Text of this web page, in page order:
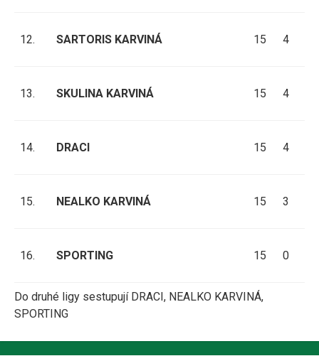
12. SARTORIS KARVINÁ 15 4
13. SKULINA KARVINÁ 15 4
14. DRACI 15 4
15. NEALKO KARVINÁ 15 3
16. SPORTING 15 0
Do druhé ligy sestupují DRACI, NEALKO KARVINÁ,
SPORTING